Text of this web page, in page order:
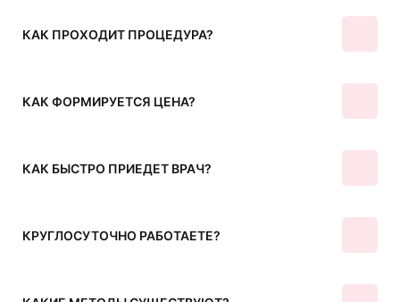
КАК ПРОХОДИТ ПРОЦЕДУРА?
КАК ФОРМИРУЕТСЯ ЦЕНА?
КАК БЫСТРО ПРИЕДЕТ ВРАЧ?
КРУГЛОСУТОЧНО РАБОТАЕТЕ?